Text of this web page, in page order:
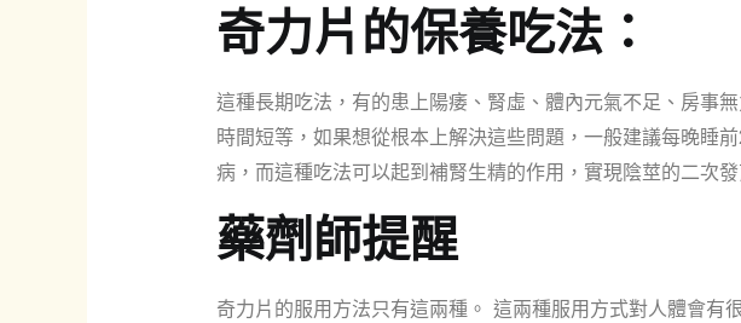
奇力片的保養吃法：
這種長期吃法，有的患上陽痿、腎虛、體內元氣不足、房事
時間短等，如果想從根本上解決這些問題，一般建議每晚睡
病，而這種吃法可以起到補腎生精的作用，實現陰莖的二次
藥劑師提醒
奇力片的服用方法只有這兩種。 這兩種服用方式對人體會